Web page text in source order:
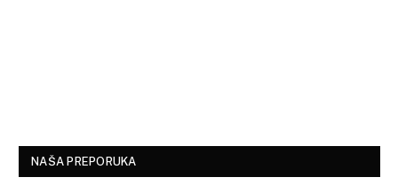
NAŠA PREPORUKA